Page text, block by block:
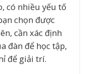
có nhiều yếu tố
chọn được
cần xác định
đàn để học tập,
để giải trí.